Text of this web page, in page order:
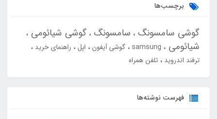
برچسب‌ها
گوشی سامسونگ سامسونگ گوشی شیائومی
شیائومی
samsung گوشی آیفون اپل
راهنمای خرید
ترفند اندروید
تلفن همراه
فهرست نوشته‌ها